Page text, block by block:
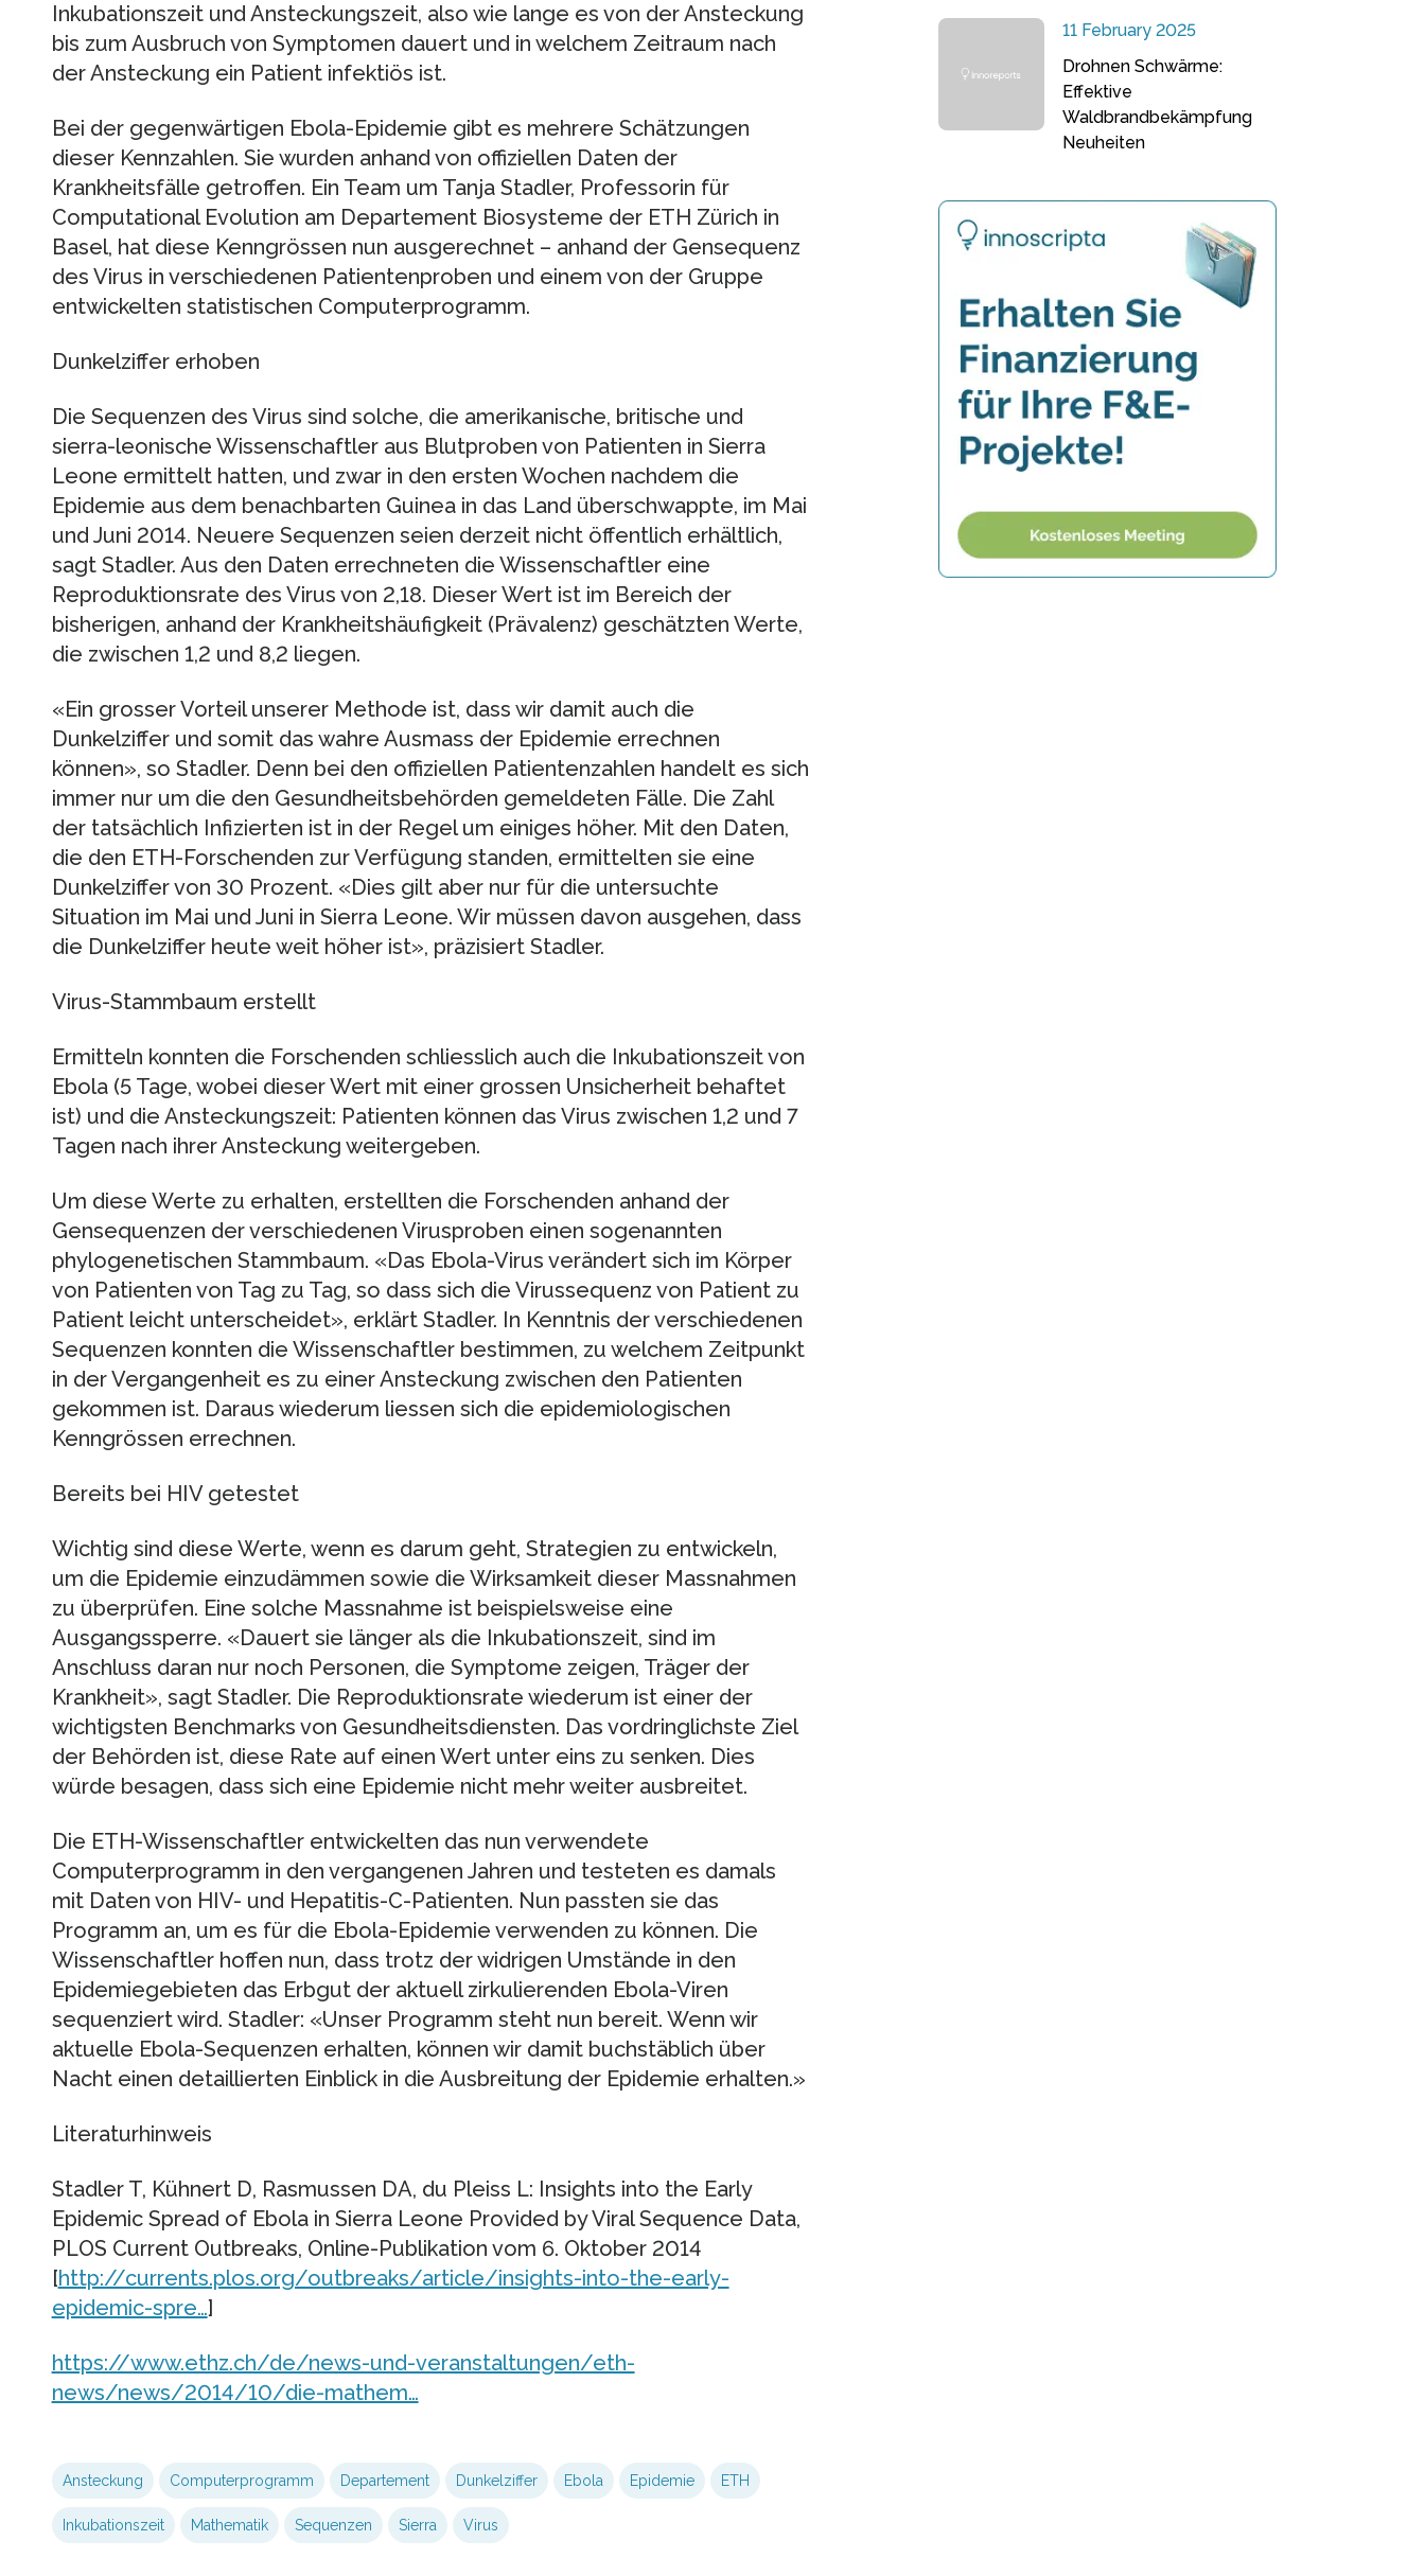
Inkubationszeit und Ansteckungszeit, also wie lange es von der Ansteckung
bis zum Ausbruch von Symptomen dauert und in welchem Zeitraum nach
der Ansteckung ein Patient infektiös ist.
Bei der gegenwärtigen Ebola-Epidemie gibt es mehrere Schätzungen
dieser Kennzahlen. Sie wurden anhand von offiziellen Daten der
Krankheitsfälle getroffen. Ein Team um Tanja Stadler, Professorin für
Computational Evolution am Departement Biosysteme der ETH Zürich in
Basel, hat diese Kenngrössen nun ausgerechnet – anhand der Gensequenz
des Virus in verschiedenen Patientenproben und einem von der Gruppe
entwickelten statistischen Computerprogramm.
Dunkelziffer erhoben
Die Sequenzen des Virus sind solche, die amerikanische, britische und
sierra-leonische Wissenschaftler aus Blutproben von Patienten in Sierra
Leone ermittelt hatten, und zwar in den ersten Wochen nachdem die
Epidemie aus dem benachbarten Guinea in das Land überschwappte, im Mai
und Juni 2014. Neuere Sequenzen seien derzeit nicht öffentlich erhältlich,
sagt Stadler. Aus den Daten errechneten die Wissenschaftler eine
Reproduktionsrate des Virus von 2,18. Dieser Wert ist im Bereich der
bisherigen, anhand der Krankheitshäufigkeit (Prävalenz) geschätzten Werte,
die zwischen 1,2 und 8,2 liegen.
«Ein grosser Vorteil unserer Methode ist, dass wir damit auch die
Dunkelziffer und somit das wahre Ausmass der Epidemie errechnen
können», so Stadler. Denn bei den offiziellen Patientenzahlen handelt es sich
immer nur um die den Gesundheitsbehörden gemeldeten Fälle. Die Zahl
der tatsächlich Infizierten ist in der Regel um einiges höher. Mit den Daten,
die den ETH-Forschenden zur Verfügung standen, ermittelten sie eine
Dunkelziffer von 30 Prozent. «Dies gilt aber nur für die untersuchte
Situation im Mai und Juni in Sierra Leone. Wir müssen davon ausgehen, dass
die Dunkelziffer heute weit höher ist», präzisiert Stadler.
Virus-Stammbaum erstellt
Ermitteln konnten die Forschenden schliesslich auch die Inkubationszeit von
Ebola (5 Tage, wobei dieser Wert mit einer grossen Unsicherheit behaftet
ist) und die Ansteckungszeit: Patienten können das Virus zwischen 1,2 und 7
Tagen nach ihrer Ansteckung weitergeben.
Um diese Werte zu erhalten, erstellten die Forschenden anhand der
Gensequenzen der verschiedenen Virusproben einen sogenannten
phylogenetischen Stammbaum. «Das Ebola-Virus verändert sich im Körper
von Patienten von Tag zu Tag, so dass sich die Virussequenz von Patient zu
Patient leicht unterscheidet», erklärt Stadler. In Kenntnis der verschiedenen
Sequenzen konnten die Wissenschaftler bestimmen, zu welchem Zeitpunkt
in der Vergangenheit es zu einer Ansteckung zwischen den Patienten
gekommen ist. Daraus wiederum liessen sich die epidemiologischen
Kenngrössen errechnen.
Bereits bei HIV getestet
Wichtig sind diese Werte, wenn es darum geht, Strategien zu entwickeln,
um die Epidemie einzudämmen sowie die Wirksamkeit dieser Massnahmen
zu überprüfen. Eine solche Massnahme ist beispielsweise eine
Ausgangssperre. «Dauert sie länger als die Inkubationszeit, sind im
Anschluss daran nur noch Personen, die Symptome zeigen, Träger der
Krankheit», sagt Stadler. Die Reproduktionsrate wiederum ist einer der
wichtigsten Benchmarks von Gesundheitsdiensten. Das vordringlichste Ziel
der Behörden ist, diese Rate auf einen Wert unter eins zu senken. Dies
würde besagen, dass sich eine Epidemie nicht mehr weiter ausbreitet.
Die ETH-Wissenschaftler entwickelten das nun verwendete
Computerprogramm in den vergangenen Jahren und testeten es damals
mit Daten von HIV- und Hepatitis-C-Patienten. Nun passten sie das
Programm an, um es für die Ebola-Epidemie verwenden zu können. Die
Wissenschaftler hoffen nun, dass trotz der widrigen Umstände in den
Epidemiegebieten das Erbgut der aktuell zirkulierenden Ebola-Viren
sequenziert wird. Stadler: «Unser Programm steht nun bereit. Wenn wir
aktuelle Ebola-Sequenzen erhalten, können wir damit buchstäblich über
Nacht einen detaillierten Einblick in die Ausbreitung der Epidemie erhalten.»
Literaturhinweis
Stadler T, Kühnert D, Rasmussen DA, du Pleiss L: Insights into the Early
Epidemic Spread of Ebola in Sierra Leone Provided by Viral Sequence Data,
PLOS Current Outbreaks, Online-Publikation vom 6. Oktober 2014
[http://currents.plos.org/outbreaks/article/insights-into-the-early-
epidemic-spre…]
https://www.ethz.ch/de/news-und-veranstaltungen/eth-
news/news/2014/10/die-mathem…
Ansteckung Computerprogramm Departement Dunkelziffer Ebola Epidemie ETH
Inkubationszeit Mathematik Sequenzen Sierra Virus
11 February 2025
Drohnen Schwärme:
Effektive
Waldbrandbekämpfung
Neuheiten